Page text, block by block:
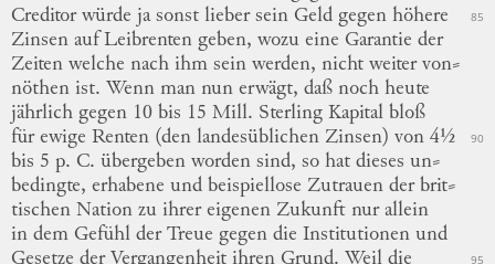
Creditor würde ja sonst lieber sein Geld gegen höhere
85
Zinsen auf Leibrenten geben, wozu eine Garantie der
Zeiten welche nach ihm sein werden, nicht weiter von⸗
nöthen ist. Wenn man nun erwägt, daß noch heute
jährlich gegen 10 bis 15 Mill. Sterling Kapital bloß
für ewige Renten (den landesüblichen Zinsen) von 4½
90
bis 5 p. C. übergeben worden sind, so hat dieses un⸗
bedingte, erhabene und beispiellose Zutrauen der brit⸗
tischen Nation zu ihrer eigenen Zukunft nur allein
in dem Gefühl der Treue gegen die Institutionen und
Gesetze der Vergangenheit ihren Grund. Weil die 95